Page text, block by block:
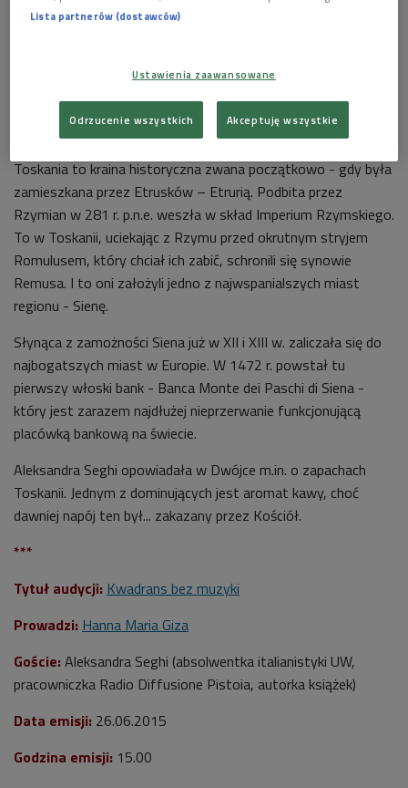
Siena. Jeden z budynków z cegły w charakterystycznym kolorze ciemnej
czerwieni
Foto: Steve Jurvetson/flickr/CC
Toskania to kraina historyczna zwana początkowo - gdy była
zamieszkana przez Etrusków – Etrurią. Podbita przez
Rzymian w 281 r. p.n.e. weszła w skład Imperium Rzymskiego.
To w Toskanii, uciekając z Rzymu przed okrutnym stryjem
Romulusem, który chciał ich zabić, schronili się synowie
Remusa. I to oni założyli jedno z najwspanialszych miast
regionu - Sienę.
Słynąca z zamożności Siena już w XII i XIII w. zaliczała się do
najbogatszych miast w Europie. W 1472 r. powstał tu
pierwszy włoski bank - Banca Monte dei Paschi di Siena -
który jest zarazem najdłużej nieprzerwanie funkcjonującą
placówką bankową na świecie.
Aleksandra Seghi opowiadała w Dwójce m.in. o zapachach
Toskanii. Jednym z dominujących jest aromat kawy, choć
dawniej napój ten był... zakazany przez Kościół.
***
Tytuł audycji: Kwadrans bez muzyki
Prowadzi: Hanna Maria Giza
Goście: Aleksandra Seghi (absolwentka italianistyki UW,
pracowniczka Radio Diffusione Pistoia, autorka książek)
Data emisji: 26.06.2015
Godzina emisji: 15.00
Lista partnerów (dostawców)
Ustawienia zaawansowane
Odrzucenie wszystkich Akceptuję wszystkie